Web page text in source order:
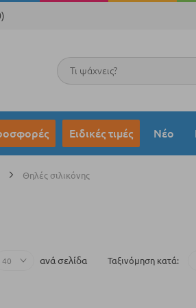
Search
Ειδικές τιμές Νέο
Θηλές σιλικόνης
ανά σελίδα Ταξινόμηση κατά